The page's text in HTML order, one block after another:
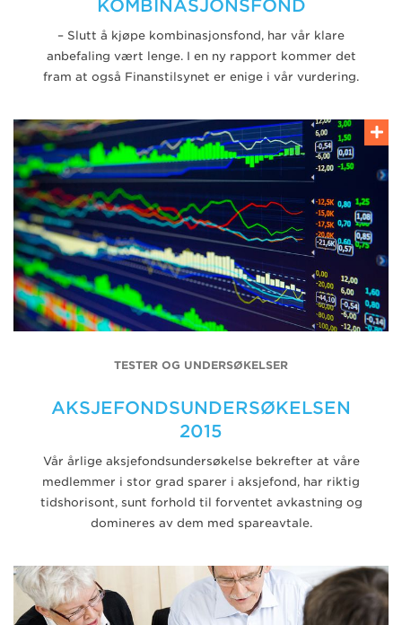
KOMBINASJONSFOND
– Slutt å kjøpe kombinasjonsfond, har vår klare
anbefaling vært lenge. I en ny rapport kommer det
fram at også Finanstilsynet er enige i vår vurdering.
TESTER OG UNDERSØKELSER
AKSJEFONDSUNDERSØKELSEN
2015
Vår årlige aksjefondsundersøkelse bekrefter at våre
medlemmer i stor grad sparer i aksjefond, har riktig
tidshorisont, sunt forhold til forventet avkastning og
domineres av dem med spareavtale.